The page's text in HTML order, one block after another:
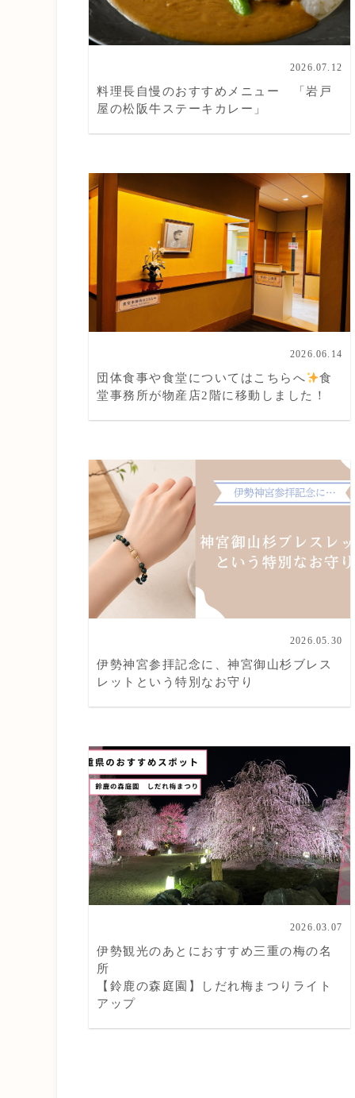
2026.07.12
料理長自慢のおすすめメニュー 「岩戸
屋の松阪牛ステーキカレー」
2026.06.14
団体食事や食堂についてはこちらへ
食
堂事務所が物産店2階に移動しました！
2026.05.30
伊勢神宮参拝記念に、神宮御山杉ブレス
レットという特別なお守り
2026.03.07
伊勢観光のあとにおすすめ三重の梅の名
所
【鈴鹿の森庭園】しだれ梅まつりライト
アップ